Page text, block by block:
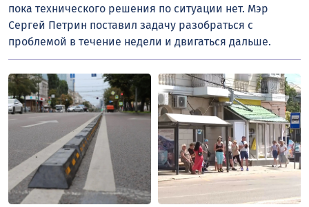
пока технического решения по ситуации нет. Мэр
Сергей Петрин поставил задачу разобраться с
проблемой в течение недели и двигаться дальше.